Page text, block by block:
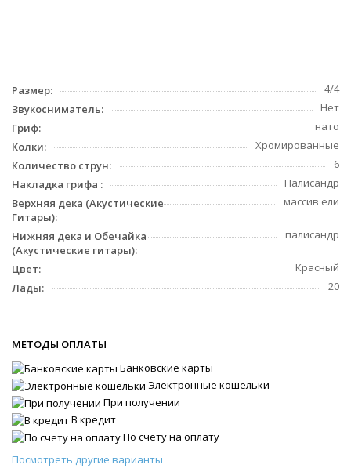
Размер:
4/4
Звукосниматель:
Нет
Гриф:
нато
Колки:
Хромированные
Количество струн:
6
Накладка грифа :
Палисандр
Верхняя дека (Акустические
Гитары):
массив ели
Нижняя дека и Обечайка
(Акустические гитары):
палисандр
Цвет:
Красный
Лады:
20
МЕТОДЫ ОПЛАТЫ
Банковские карты
Электронные кошельки
При получении
В кредит
По счету на оплату
Посмотреть другие варианты